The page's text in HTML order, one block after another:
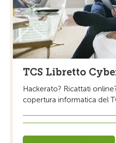
TCS Libretto
Hackerato? Ricattati
copertura informatica del